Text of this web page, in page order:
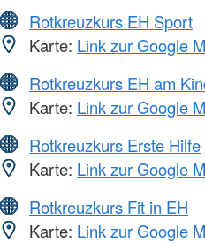
Rotkreuzkurs EH Sport
Karte: Link zur Google
Rotkreuzkurs EH am
Karte: Link zur Google
Rotkreuzkurs Erste Hilfe
Karte: Link zur Google
Rotkreuzkurs Fit in EH
Karte: Link zur Google